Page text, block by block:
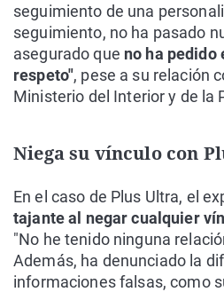
seguimiento de una
seguimiento, no ha pasado
asegurado que no ha pedido
respeto", pese a su relación
Ministerio del Interior y de la
Niega su vínculo con
En el caso de Plus Ultra, el
tajante al negar cualquier
"No he tenido ninguna
Además, ha denunciado la
informaciones falsas, como